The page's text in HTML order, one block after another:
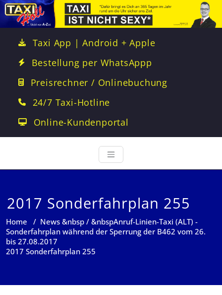
Taxi App | Android + Apple
Bestellung per WhatsAppp
Preisrechner / Onlinebuchung
24/7 Taxi-Hotline
Online-Kundenportal
2017 Sonderfahrplan 255
Home / News &nbsp / &nbspAnruf-Linien-Taxi (ALT) -
Sonderfahrplan während der Sperrung der B462 vom 26.
bis 27.08.2017
2017 Sonderfahrplan 255